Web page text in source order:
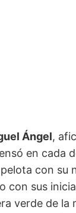
Ángel,
en cada
con su
con sus
verde de la